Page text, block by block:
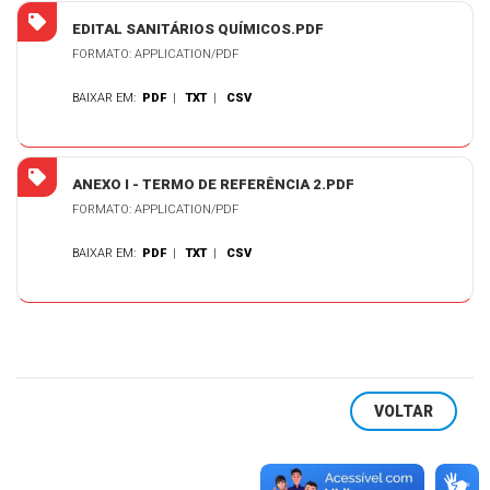
EDITAL SANITÁRIOS QUÍMICOS.PDF
FORMATO: APPLICATION/PDF
BAIXAR EM: PDF |TXT | CSV
ANEXO I - TERMO DE REFERÊNCIA 2.PDF
FORMATO: APPLICATION/PDF
BAIXAR EM: PDF |TXT | CSV
VOLTAR